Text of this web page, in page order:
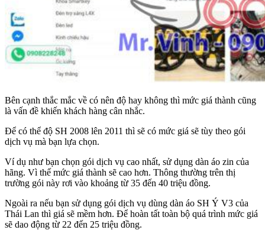
Bên cạnh thắc mắc về có nên độ hay không thì mức giá thành cũng
là vấn đề khiến khách hàng cân nhắc.
Để có thể độ SH 2008 lên 2011 thì sẽ có mức giá sẽ tùy theo gói
dịch vụ mà bạn lựa chọn.
Ví dụ như bạn chọn gói dịch vụ cao nhất, sử dụng dàn áo zin của
hãng. Vì thế mức giá thành sẽ cao hơn. Thông thường trên thị
trường gói này rơi vào khoảng từ 35 đến 40 triệu đồng.
Ngoài ra nếu bạn sử dụng gói dịch vụ dùng dàn áo SH Ý V3 của
Thái Lan thì giá sẽ mềm hơn. Để hoàn tất toàn bộ quá trình mức giá
sẽ dao động từ 22 đến 25 triệu đồng.